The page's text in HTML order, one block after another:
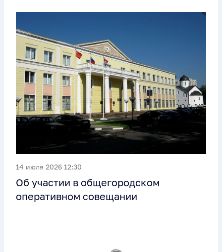
14 июля 2026 12:30
Об участии в общегородском
оперативном совещании